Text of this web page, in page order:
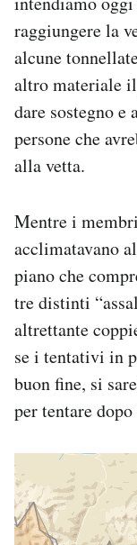
raggiungere la
alcune
altro materiale
dare sostegno e
persone che
alla vetta.
Mentre i
acclimatavano
piano che
tre distinti
altrettante
se i tentativi in
buon fine, si
per tentare